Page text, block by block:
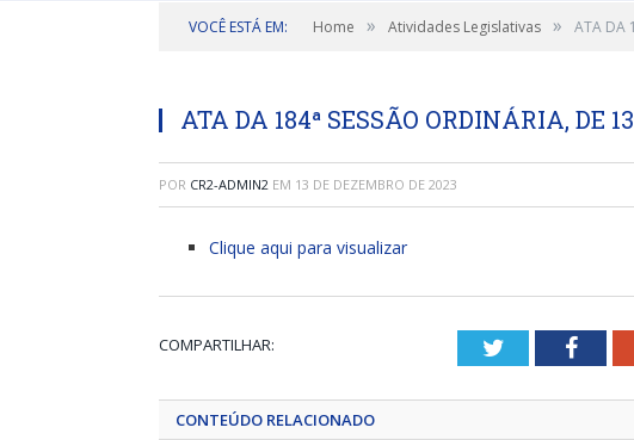
VOCÊ ESTÁ EM: Home » Atividades Legislativas » ATA DA
ATA DA 184ª SESSÃO ORDINÁRIA, DE
POR CR2-ADMIN2 EM 13 DE DEZEMBRO DE 2023
Clique aqui para visualizar
COMPARTILHAR: Twitter
CONTEÚDO RELACIONADO